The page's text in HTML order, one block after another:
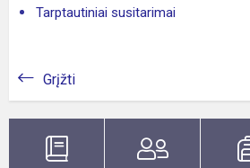
Tarptautiniai susitarimai
Grįžti